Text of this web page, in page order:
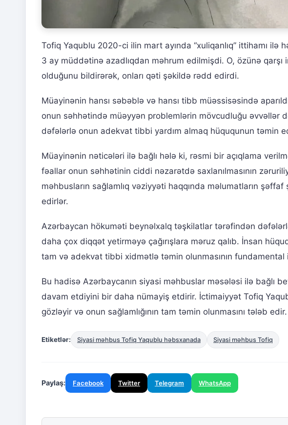
Tofiq Yaqublu 2020-ci ilin mart ayında “xuliqanlıq” ittihamı ilə
3 ay müddətinə azadlıqdan məhrum edilmişdi. O, özünə
olduğunu bildirərək, onları qəti şəkildə rədd edirdi.
Müayinənin hansı səbəblə və hansı tibb müəssisəsində
onun səhhətində müəyyən problemlərin mövcudluğu əvvəllər
dəfələrlə onun adekvat tibbi yardım almaq hüququnun təmin
Müayinənin nəticələri ilə bağlı hələ ki, rəsmi bir açıqlama
fəallar onun səhhətinin ciddi nəzarətdə saxlanılmasının
məhbusların sağlamlıq vəziyyəti haqqında məlumatların
edirlər.
Azərbaycan hökuməti beynəlxalq təşkilatlar tərəfindən
daha çox diqqət yetirməyə çağırışlara məruz qalıb. İnsan
tam və adekvat tibbi xidmətlə təmin olunmasının fundamental
Bu hadisə Azərbaycanın siyasi məhbuslar məsələsi ilə bağlı
davam etdiyini bir daha nümayiş etdirir. İctimaiyyət Tofiq
gözləyir və onun sağlamlığının tam təmin olunmasını tələb edir.
Etiketlər: Siyasi məhbus Tofiq Yaqublu həbsxanada Siyasi məhbus Tofiq
Paylaş: Facebook Twitter Telegram WhatsApp